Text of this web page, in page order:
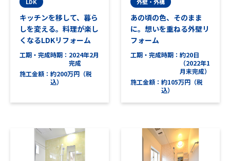
キッチンを移して、暮ら
しを変える。料理が楽し
くなるLDKリフォーム
工期・完成時期
2024年2月
完成
施工金額
約200万円（税
込）
あの頃の色、そのまま
に。想いを重ねる外壁リ
フォーム
工期・完成時期
約20日
（2022年1
月末完成）
施工金額
約105万円（税
込）